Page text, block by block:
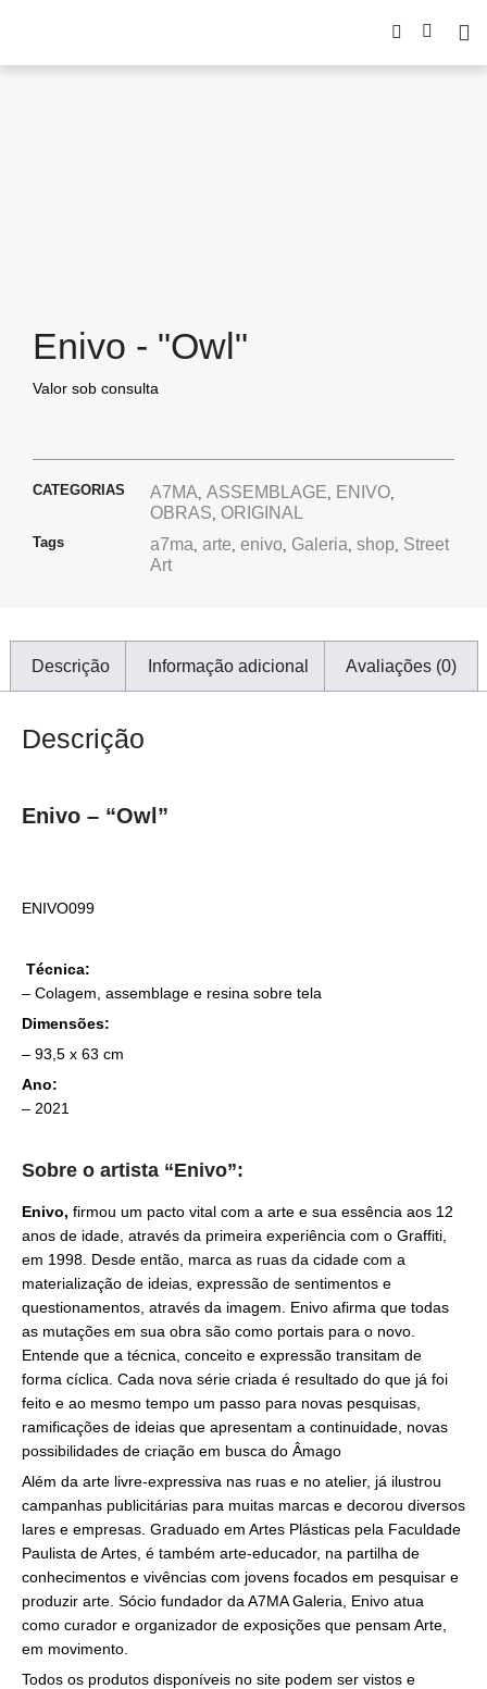
Enivo - "Owl"
Valor sob consulta
CATEGORIAS A7MA, ASSEMBLAGE, ENIVO,
OBRAS, ORIGINAL
Tags a7ma, arte, enivo, Galeria, shop, Street
Art
Descrição Informação adicional Avaliações (0)
Descrição
Enivo – “Owl”
ENIVO099
Técnica:
– Colagem, assemblage e resina sobre tela
Dimensões:
– 93,5 x 63 cm
Ano:
– 2021
Sobre o artista “Enivo”:
Enivo, firmou um pacto vital com a arte e sua essência aos 12
anos de idade, através da primeira experiência com o Graffiti,
em 1998. Desde então, marca as ruas da cidade com a
materialização de ideias, expressão de sentimentos e
questionamentos, através da imagem. Enivo afirma que todas
as mutações em sua obra são como portais para o novo.
Entende que a técnica, conceito e expressão transitam de
forma cíclica. Cada nova série criada é resultado do que já foi
feito e ao mesmo tempo um passo para novas pesquisas,
ramificações de ideias que apresentam a continuidade, novas
possibilidades de criação em busca do Âmago
Além da arte livre-expressiva nas ruas e no atelier, já ilustrou
campanhas publicitárias para muitas marcas e decorou diversos
lares e empresas. Graduado em Artes Plásticas pela Faculdade
Paulista de Artes, é também arte-educador, na partilha de
conhecimentos e vivências com jovens focados em pesquisar e
produzir arte. Sócio fundador da A7MA Galeria, Enivo atua
como curador e organizador de exposições que pensam Arte,
em movimento.
Todos os produtos disponíveis no site podem ser vistos e